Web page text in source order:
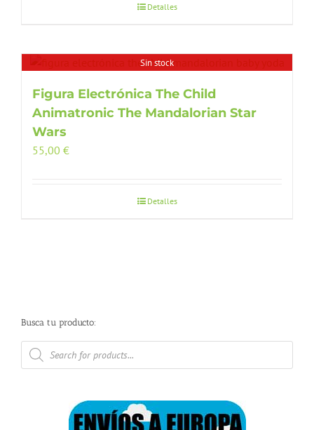
Detalles
Sin stock
Figura Electrónica The Child
Animatronic The Mandalorian Star
Wars
55,00 €
Detalles
Busca tu producto:
Búsqueda
de
productos